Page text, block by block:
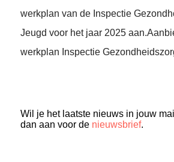
werkplan van de Inspectie
Jeugd voor het jaar 2025
werkplan Inspectie
Wil je het laatste nieuws in jouw
dan aan voor de nieuwsbrief.